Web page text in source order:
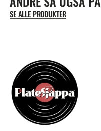
SE ALLE PRODUKTER